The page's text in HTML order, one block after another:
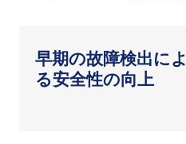
によ
資産のラ
ルと信頼性